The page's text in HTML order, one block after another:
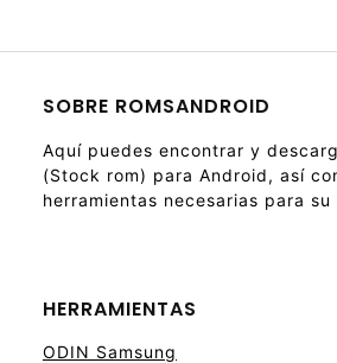
SOBRE ROMSANDROID
Aquí puedes encontrar y
(Stock rom) para Android, así
herramientas necesarias para su
HERRAMIENTAS
ODIN Samsung